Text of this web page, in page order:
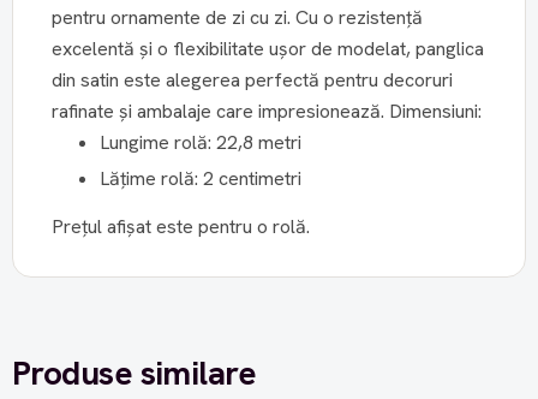
pentru ornamente de zi cu zi. Cu o rezistență
excelentă și o flexibilitate ușor de modelat, panglica
din satin este alegerea perfectă pentru decoruri
rafinate și ambalaje care impresionează. Dimensiuni:
Lungime rolă: 22,8 metri
Lățime rolă: 2 centimetri
Prețul afișat este pentru o rolă.
Produse similare